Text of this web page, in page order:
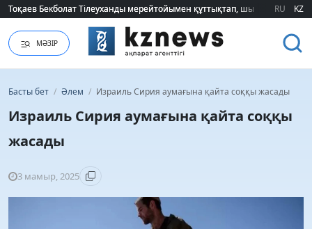
Тоқаев Бекболат Тілеуханды мерейтойымен құттықтап, шығармашылық
Тоқаев Бекболат Тілеуханды мерейтойымен құттықтап, шығармашылық
RU KZ
МӘЗІР
Басты бет / Әлем / Израиль Сирия аумағына қайта соққы жасады
Израиль Сирия аумағына қайта соққы
жасады
3 мамыр, 2025